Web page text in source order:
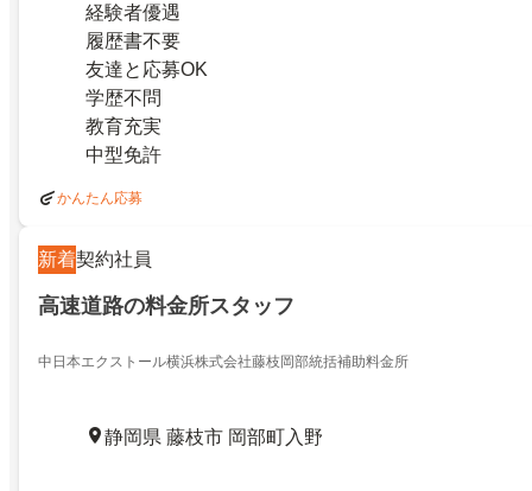
経験者優遇
履歴書不要
友達と応募OK
学歴不問
教育充実
中型免許
かんたん応募
新着契約社員
高速道路の料金所スタッフ
中日本エクストール横浜株式会社藤枝岡部統括補助料金所
静岡県 藤枝市 岡部町入野